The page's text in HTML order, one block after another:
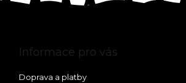
Informace pro vás
Doprava a platby